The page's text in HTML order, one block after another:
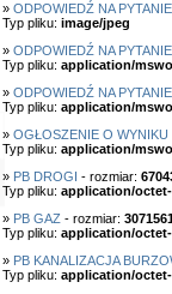
» ODPOWIEDŹ NA
Typ pliku: image/jpeg
» ODPOWIEDŹ NA
Typ pliku: application/
» ODPOWIEDŹ NA
Typ pliku: application/
» OGŁOSZENIE O
Typ pliku: application/
» PB DROGI - rozmiar:
Typ pliku: application/
» PB GAZ - rozmiar:
Typ pliku: application/
» PB KANALIZACJA
Typ pliku: application/